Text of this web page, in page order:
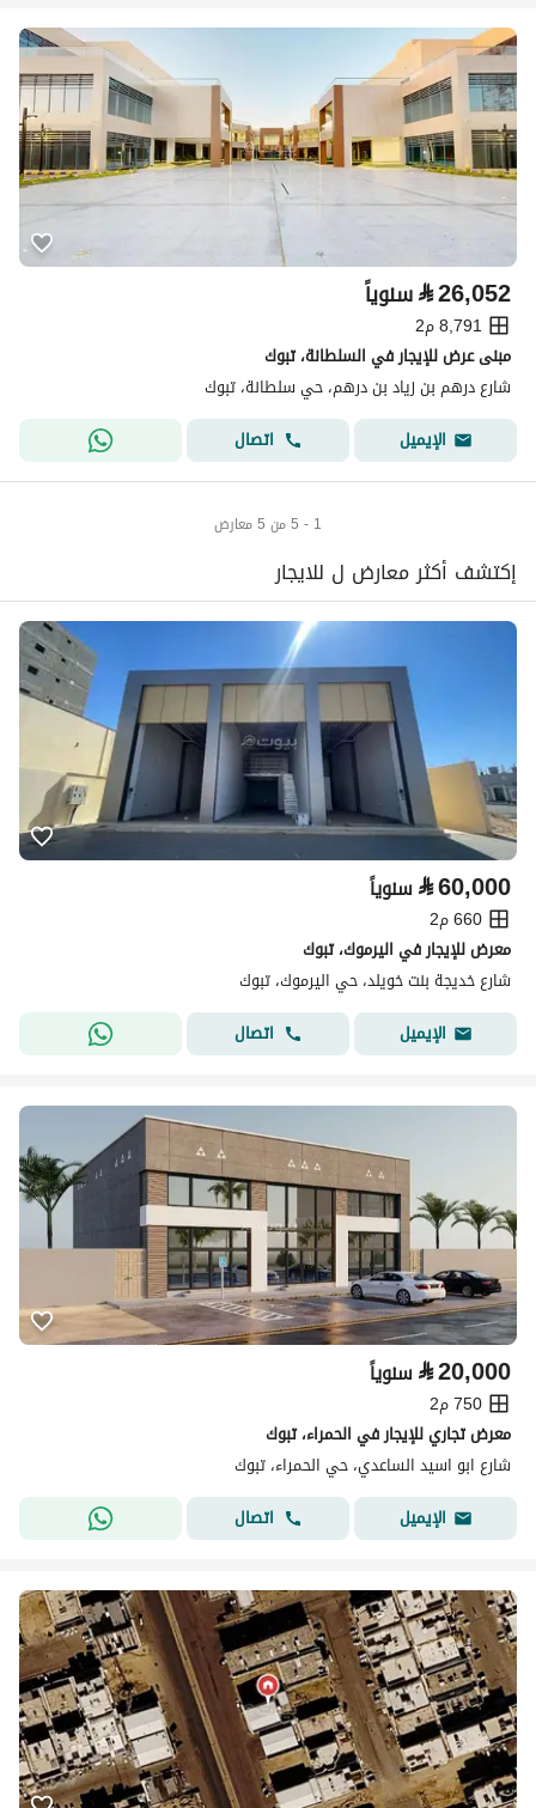
⃁26,052 سنوياً
8,791 م2
مبنى عرض للإيجار في السلطانة، تبوك
شارع درهم بن زياد بن درهم، حي سلطانة، تبوك
الإيميل
اتصال
1 - 5 من 5 معارض
إكتشف أكثر معارض ل للايجار
⃁60,000 سنوياً
660 م2
معرض للإيجار في اليرموك، تبوك
شارع خديجة بنت خويلد، حي اليرموك، تبوك
الإيميل
اتصال
⃁20,000 سنوياً
750 م2
معرض تجاري للإيجار في الحمراء، تبوك
شارع ابو اسيد الساعدي، حي الحمراء، تبوك
الإيميل
اتصال